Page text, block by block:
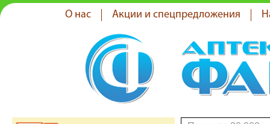
О нас Акции и спецпредложения